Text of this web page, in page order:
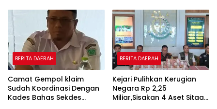
BERITA DAERAH
Camat Gempol klaim
Sudah Koordinasi Dengan
Kades Bahas Sekdes
BERITA DAERAH
Kejari Pulihkan Kerugian
Negara Rp 2,25
Miliar,Sisakan 4 Aset Sitaan